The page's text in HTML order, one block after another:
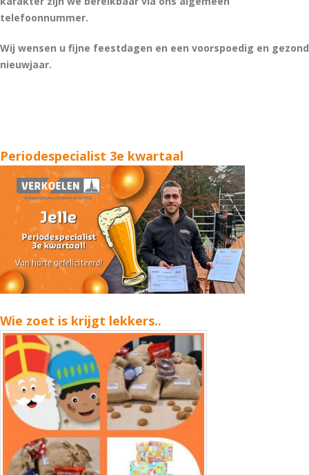
telefoonnummer.
Wij wensen u fijne feestdagen en een voorspoedig en gezond
nieuwjaar.
Periodespecialist 3e kwartaal
Wie zoet is krijgt lekkers..